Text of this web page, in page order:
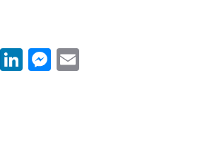
WhatsApp
LinkedIn
Messenger